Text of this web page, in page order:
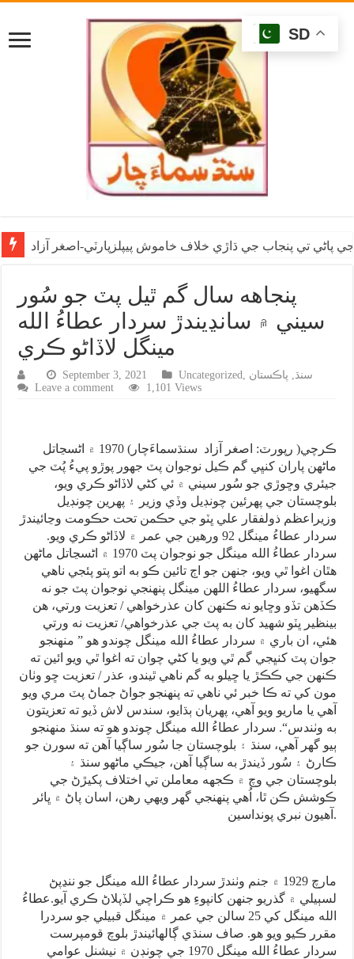
پاڻي تي پنجاب جي ڌاڙي خلاف خاموش پيپلزپارٽي-اصغر آزاد
پنجاهه سال گم ٿيل پٽ جو سُور
سيني ۾ سانڍيندڙ سردار عطاءُ الله
مينگل لاڏاڻو ڪري
September 3, 2021 Uncategorized, سنڌ, پاڪستان
Leave a comment
1,101 Views
ڪرچي( رپورٽ: اصغر آزاد سنڌسماءَچار) 1970 ۾ اڻسڃاتل
ماڻهن پاران کنڀي گم ڪيل نوجوان پٽ جهور پوڙو پيءُ پُٽ جي
جيئري وڇوڙي جو سُور سيني ۾ ئي کڻي لاڏاڻو ڪري ويو،
بلوچستان جي پهرئين چونڊيل وڏي وزير ۽ پهرين چونڊيل
وزيراعظم ذولفقار علي ڀٽو جي حڪمن تحت حڪومت وڃائيندڙ
سردار عطاءُ مينگل 92 ورهين جي عمر ۾ لاڏاڻو ڪري ويو.
سردار عطاءُ الله مينگل جو نوجوان پٽ 1970 ۾ اڻسڃاتل ماڻهن
هٿان اغوا ٿي ويو، جنهن جو اڄ تائين ڪو به اتو پتو پئجي ناهي
سگهيو، سردار عطاءُ اللهن مينگل پنهنجي نوجوان پٽ جو نه
ڪڏهن تڏو وڇايو نه ڪنهن کان عذرخواهي / تعزيت ورتي، هن
بينظير ڀٽو شهيد کان به پٽ جي عذرخواهي/ تعزيت نه ورتي
هئي، ان باري ۾ سردار عطاءُ الله مينگل چوندو هو ” منهنجو
جوان پٽ کنڀجي گم ٿي ويو يا کڻي چوان ته اغوا ٿي ويو ائين ته
ڪنهن جي ڪڪڙ يا ڇيلو به گم ناهي ٿيندو، عذر / تعزيت ڇو وٺان
مون کي ته ڪا خبر ئي ناهي ته پنهنجو جواڻ جماڻ پٽ مري ويو
آهي يا ماريو ويو آهي، پهريان ٻڌايو، سندس لاش ڏيو ته تعزيتون
به وٺندس“. سردار عطاءُ الله مينگل چوندو هو ته سنڌ منهنجو
ٻيو گهر آهي، سنڌ ۽ بلوچستان جا سُور ساڳيا آهن ته سورن جو
ڪارڻ ۽ سُور ڏيندڙ به ساڳيا آهن، جيڪي ماڻهو سنڌ ۽
بلوچستان جي وچ ۾ ڪجهه معاملن تي اختلاف پکيڙڻ جي
ڪوشش ڪن ٿا، اُهي پنهنجي گهر ويهي رهن، اسان پاڻ ۾ ڀائر
آهيون نبري پونداسين.
مارچ 1929 ۾ جنم وٺندڙ سردار عطاءُ الله مينگل جو ننڍپڻ
لسٻيلي ۾ گذريو جنهن کانپوءِ هو ڪراچي لڏپلاڻ ڪري آيو.عطاءُ
الله مينگل کي 25 سالن جي عمر ۾ مينگل قبيلي جو سردرا
مقرر ڪيو ويو هو. صاف سنڌي ڳالهائيندڙ بلوچ قومپرست
سردار عطاءُ الله مينگل 1970 جي چونڊن ۾ نيشنل عوامي
SD